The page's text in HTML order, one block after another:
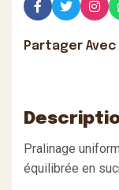
Partager Avec
Pralinage
équilibrée en